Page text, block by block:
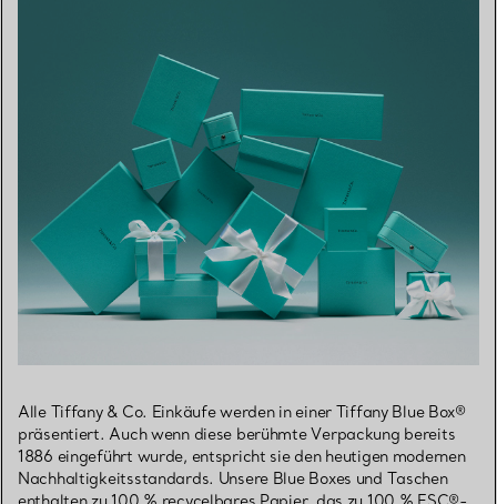
Alle Tiffany & Co. Einkäufe werden in einer Tiffany Blue Box®
präsentiert. Auch wenn diese berühmte Verpackung bereits
1886 eingeführt wurde, entspricht sie den heutigen modernen
Nachhaltigkeitsstandards. Unsere Blue Boxes und Taschen